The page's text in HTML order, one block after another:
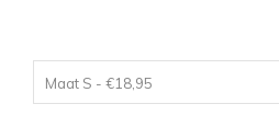
Maat S - €18,95